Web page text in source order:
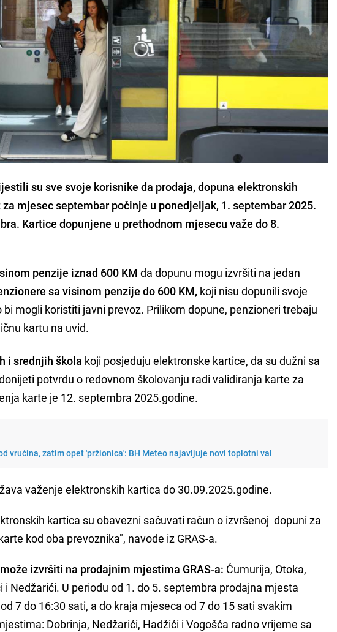
su sve svoje korisnike da prodaja, dopuna elektronskih
mjesec septembar počinje u ponedjeljak, 1. septembar 2025.
Kartice dopunjene u prethodnom mjesecu važe do 8.
penzije iznad 600 KM da dopunu mogu izvršiti na jedan
sa visinom penzije do 600 KM, koji nisu dopunili svoje
mogli koristiti javni prevoz. Prilikom dopune, penzioneri trebaju
kartu na uvid.
i srednjih škola koji posjeduju elektronske kartice, da su dužni sa
potvrdu o redovnom školovanju radi validiranja karte za
karte je 12. septembra 2025.godine.
vrućina, zatim opet 'pržionica': BH Meteo najavljuje novi toplotni val
važenje elektronskih kartica do 30.09.2025.godine.
kartica su obavezni sačuvati račun o izvršenoj dopuni za
kod oba prevoznika", navode iz GRAS-a.
izvršiti na prodajnim mjestima GRAS-a: Ćumurija, Otoka,
i Nedžarići. U periodu od 1. do 5. septembra prodajna mjesta
7 do 16:30 sati, a do kraja mjeseca od 7 do 15 sati svakim
Dobrinja, Nedžarići, Hadžići i Vogošća radno vrijeme sa